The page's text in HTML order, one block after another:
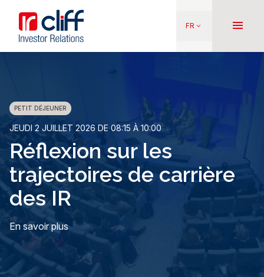
contenu
principal
Aller directement au contenu
FR keyboard_arrow_down menu
PETIT DÉJEUNER
JEUDI 2 JUILLET 2026 DE 08:15 À 10:00
Réflexion sur les
trajectoires de carrière
des IR
En savoir plus